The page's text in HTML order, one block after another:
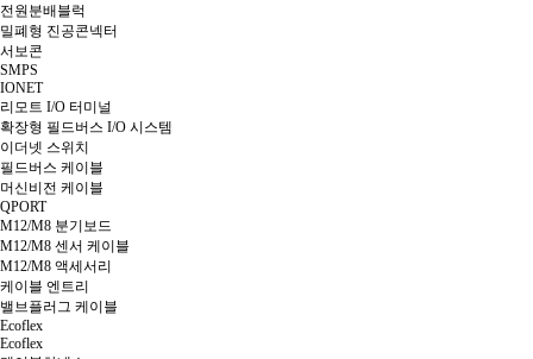
전원분배블럭
밀폐형 진공콘넥터
서보콘
SMPS
IONET
리모트 I/O 터미널
확장형 필드버스 I/O 시스템
이더넷 스위치
필드버스 케이블
머신비전 케이블
QPORT
M12/M8 분기보드
M12/M8 센서 케이블
M12/M8 액세서리
케이블 엔트리
밸브플러그 케이블
Ecoflex
Ecoflex